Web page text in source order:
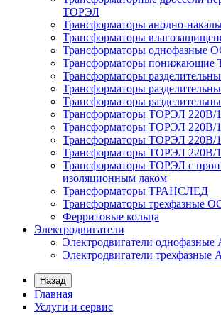
ТОРЭЛ
Трансформаторы анодно-
Трансформаторы
Трансформаторы однофазные
Трансформаторы
Трансформаторы
Трансформаторы
Трансформаторы
Трансформаторы ТОРЭЛ 220В/
Трансформаторы ТОРЭЛ 220В/
Трансформаторы ТОРЭЛ 220В/
Трансформаторы ТОРЭЛ 220В/
Трансформаторы ТОРЭЛ с
изоляционным лаком
Трансформаторы ТРАНСЛЕД
Трансформаторы трехфазные
Ферритовые кольца
Электродвигатели
Электродвигатели
Электродвигатели трехфазные
Назад
Главная
Услуги и сервис